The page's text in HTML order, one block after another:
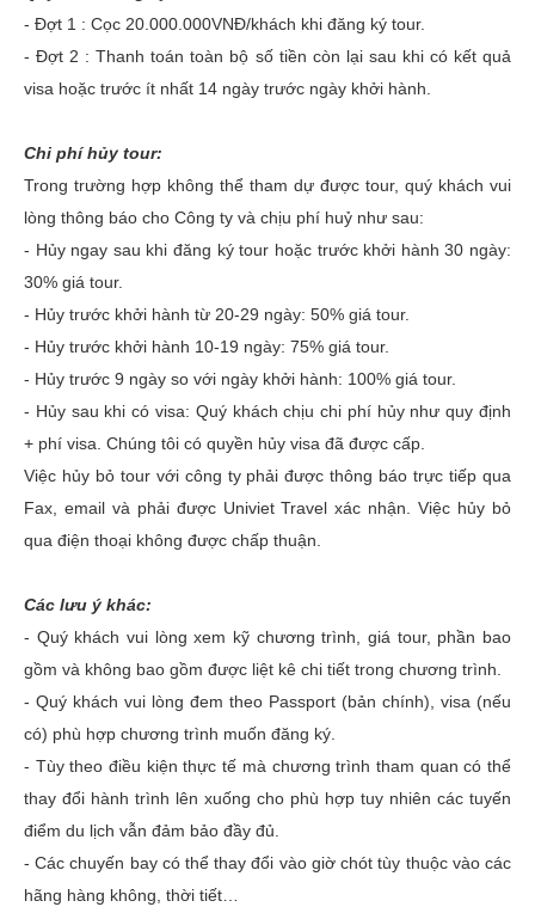
- Đợt 1 : Cọc 20.000.000VNĐ/khách khi đăng ký tour.
- Đợt 2 : Thanh toán toàn bộ số tiền còn lại sau khi có kết quả
visa hoặc trước ít nhất 14 ngày trước ngày khởi hành.
Chi phí hủy tour:
Trong trường hợp không thể tham dự được tour, quý khách vui
lòng thông báo cho Công ty và chịu phí huỷ như sau:
- Hủy ngay sau khi đăng ký tour hoặc trước khởi hành 30 ngày:
30% giá tour.
- Hủy trước khởi hành từ 20-29 ngày: 50% giá tour.
- Hủy trước khởi hành 10-19 ngày: 75% giá tour.
- Hủy trước 9 ngày so với ngày khởi hành: 100% giá tour.
- Hủy sau khi có visa: Quý khách chịu chi phí hủy như quy định
+ phí visa. Chúng tôi có quyền hủy visa đã được cấp.
Việc hủy bỏ tour với công ty phải được thông báo trực tiếp qua
Fax, email và phải được Univiet Travel xác nhận. Việc hủy bỏ
qua điện thoại không được chấp thuận.
Các lưu ý khác:
- Quý khách vui lòng xem kỹ chương trình, giá tour, phần bao
gồm và không bao gồm được liệt kê chi tiết trong chương trình.
- Quý khách vui lòng đem theo Passport (bản chính), visa (nếu
có) phù hợp chương trình muốn đăng ký.
- Tùy theo điều kiện thực tế mà chương trình tham quan có thể
thay đổi hành trình lên xuống cho phù hợp tuy nhiên các tuyến
điểm du lịch vẫn đảm bảo đầy đủ.
- Các chuyến bay có thể thay đổi vào giờ chót tùy thuộc vào các
hãng hàng không, thời tiết…